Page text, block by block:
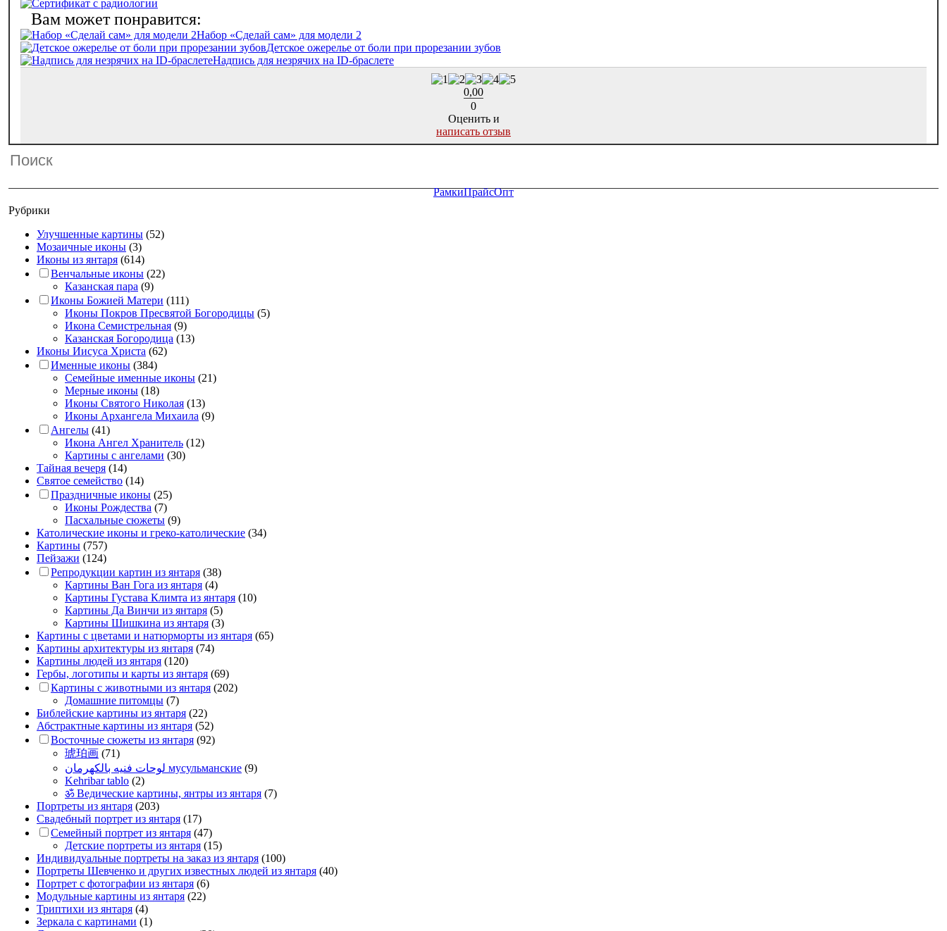
Набор «‎‎Сделай сам» для модели 2
Детское ожерелье от боли при прорезании зубов
Надпись для незрячих на ID-браслете
0,00
0
Оценить и
написать отзыв
РамкиПрайсОпт
Рубрики
Улучшенные картины (52)
Мозаичные иконы (3)
Иконы из янтаря (614)
Венчальные иконы (22)
Казанская пара (9)
Иконы Божией Матери (111)
Иконы Покров Пресвятой Богородицы (5)
Икона Семистрельная (9)
Казанская Богородица (13)
Иконы Иисуса Христа (62)
Именные иконы (384)
Семейные именные иконы (21)
Мерные иконы (18)
Иконы Святого Николая (13)
Иконы Архангела Михаила (9)
Ангелы (41)
Икона Ангел Хранитель (12)
Картины с ангелами (30)
Тайная вечеря (14)
Святое семейство (14)
Праздничные иконы (25)
Иконы Рождества (7)
Пасхальные сюжеты (9)
Католические иконы и греко-католические (34)
Картины (757)
Пейзажи (124)
Репродукции картин из янтаря (38)
Картины Ван Гога из янтаря (4)
Картины Густава Климта из янтаря (10)
Картины Да Винчи из янтаря (5)
Картины Шишкина из янтаря (3)
Картины с цветами и натюрморты из янтаря (65)
Картины архитектуры из янтаря (74)
Картины людей из янтаря (120)
Гербы, логотипы и карты из янтаря (69)
Картины с животными из янтаря (202)
Домашние питомцы (7)
Библейские картины из янтаря (22)
Абстрактные картины из янтаря (52)
Восточные сюжеты из янтаря (92)
琥珀画 (71)
لوحات فنيه بالكهرمان мусульманские (9)
Kehribar tablo (2)
ॐ Ведические картины, янтры из янтаря (7)
Портреты из янтаря (203)
Свадебный портрет из янтаря (17)
Семейный портрет из янтаря (47)
Детские портреты из янтаря (15)
Индивидуальные портреты на заказ из янтаря (100)
Портреты Шевченко и других известных людей из янтаря (40)
Портрет c фотографии из янтаря (6)
Модульные картины из янтаря (22)
Триптихи из янтаря (4)
Зеркала с картинами (1)